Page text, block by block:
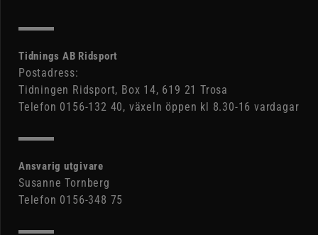
Tidnings AB Ridsport
Postadress:
Tidningen Ridsport, Box 14, 619 21 Trosa
Telefon 0156-132 40, växeln öppen kl 8.30-16 vardagar
Ansvarig utgivare
Susanne Tornberg
Telefon 0156-348 75